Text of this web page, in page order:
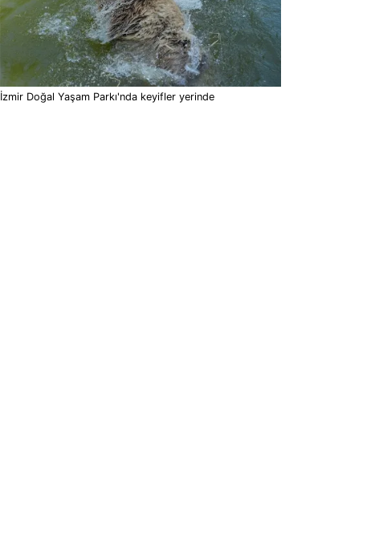
İzmir Doğal Yaşam Parkı'nda keyifler yerinde